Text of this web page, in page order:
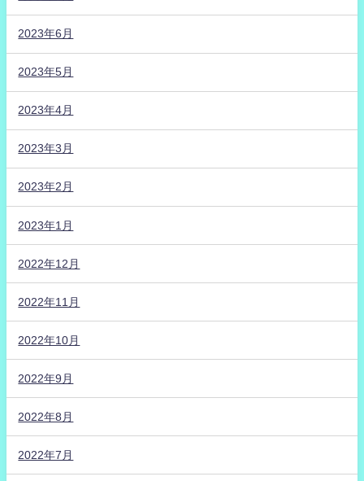
2023年6月
2023年5月
2023年4月
2023年3月
2023年2月
2023年1月
2022年12月
2022年11月
2022年10月
2022年9月
2022年8月
2022年7月